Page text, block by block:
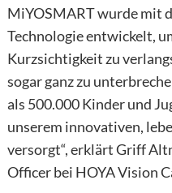
MiYOSMART wurde mit
Technologie entwickelt,
Kurzsichtigkeit zu
sogar ganz zu
als 500.000 Kinder und
unserem innovativen,
versorgt“, erklärt Griff
Officer bei HOYA Vision